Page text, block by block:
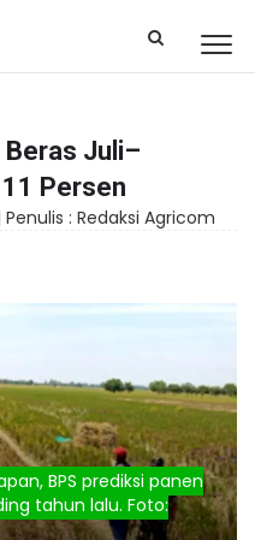
Beras Juli–
Persen
Penulis : Redaksi Agricom
BPS prediksi panen
tahun lalu. Foto: